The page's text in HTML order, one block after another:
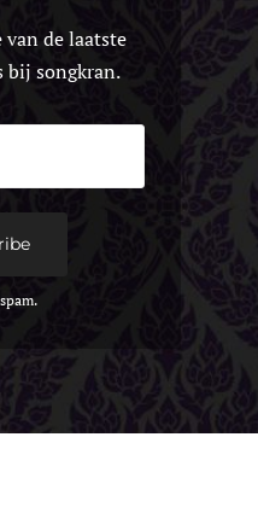
de laatste
bij songkran.